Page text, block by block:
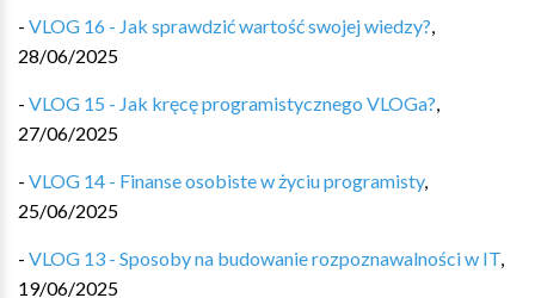
- VLOG 16 - Jak sprawdzić wartość swojej wiedzy?,
28/06/2025
- VLOG 15 - Jak kręcę programistycznego VLOGa?,
27/06/2025
- VLOG 14 - Finanse osobiste w życiu programisty,
25/06/2025
- VLOG 13 - Sposoby na budowanie rozpoznawalności w IT,
19/06/2025